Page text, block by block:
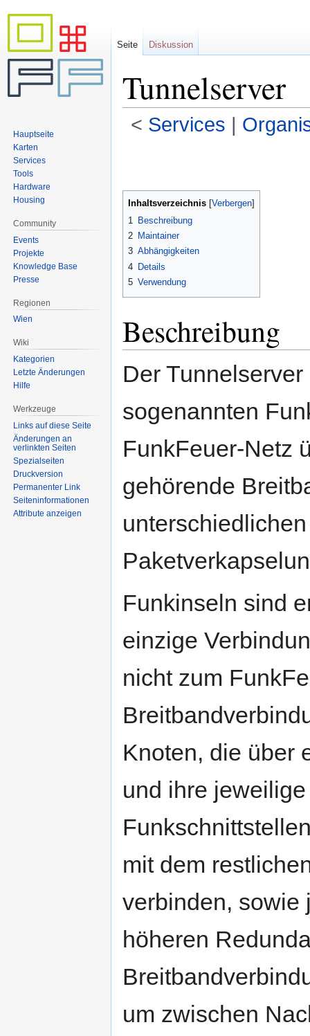
Tunnelserver
< Services ‎ |
Inhaltsverzeichnis
1
Beschreibung
2 Maintainer
3 Abhängigkeiten
4 Details
5 Verwendung
Beschreibung
Der
sogenannten
FunkFeuer-Netz
gehörende
Funkinseln sind
einzige
nicht zum
Knoten, die über
und ihre
mit dem
verbinden, sowie
höheren
um zwischen
Seite Diskussion
Hauptseite
Karten
Services
Tools
Hardware
Housing
Community
Events
Projekte
Knowledge Base
Presse
Regionen
Wien
Wiki
Kategorien
Letzte Änderungen
Hilfe
Werkzeuge
Links auf diese Seite
Änderungen an
verlinkten Seiten
Spezialseiten
Druckversion
Permanenter Link
Seiten­informationen
Attribute anzeigen